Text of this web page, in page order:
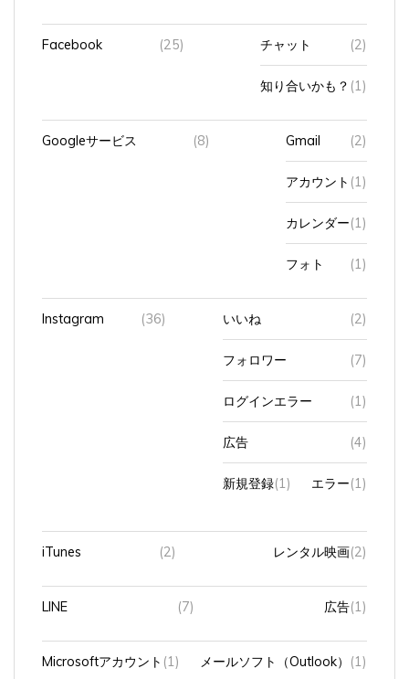
Facebook (25) (2)
知り合いかも？ (1)
Googleサービス (8) Gmail (2)
アカウント (1)
カレンダー (1)
(1)
Instagram (36) (2)
(7)
ログインエラー (1)
広告 (4)
新規登録 (1) (1)
iTunes (2) レンタル映画(2)
LINE (7) 広告 (1)
Microsoftアカウント (1) メールソフト（Outlook） (1)